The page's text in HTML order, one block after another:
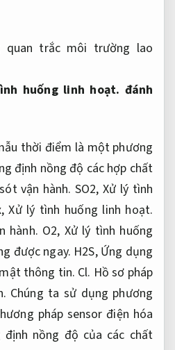
huống linh hoạt. đánh
thời điểm là một phương
định nồng độ các hợp chất
vận hành. SO2,Xử lý tình
Xử lý tình huống linh hoạt.
hành. O2, Xử lý tình huống
được ngay. H2S, Ứng dụng
thông tin. Cl. Hồ sơ pháp
Chúng ta sử dụng phương
pháp sensor điện hóa
định nồng độ của các chất